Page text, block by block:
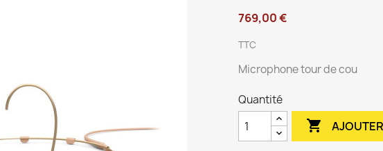
769,00 €
TTC
Microphone tour de cou
Quantité
